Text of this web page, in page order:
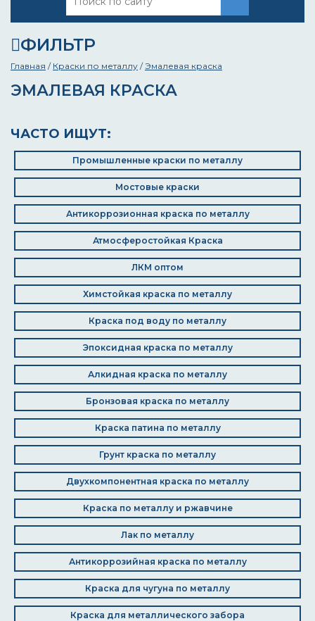
ФИЛЬТР
Главная / Краски по металлу /Эмалевая краска
ЭМАЛЕВАЯ КРАСКА
ЧАСТО ИЩУТ:
Промышленные краски по металлу
Мостовые краски
Антикоррозионная краска по металлу
Атмосферостойкая Краска
ЛКМ оптом
Химстойкая краска по металлу
Краска под воду по металлу
Эпоксидная краска по металлу
Алкидная краска по металлу
Бронзовая краска по металлу
Краска патина по металлу
Грунт краска по металлу
Двухкомпонентная краска по металлу
Краска по металлу и ржавчине
Лак по металлу
Антикоррозийная краска по металлу
Краска для чугуна по металлу
Краска для металлического забора